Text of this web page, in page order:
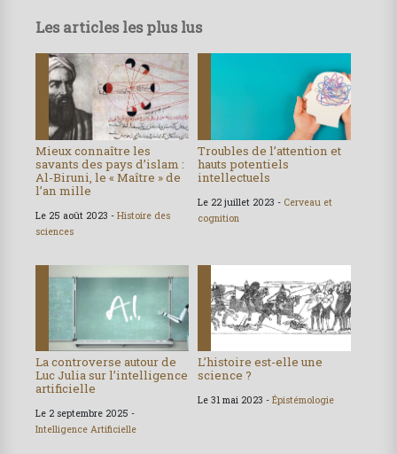
Les articles les plus lus
Mieux connaître les
savants des pays d’islam :
Al-Biruni, le « Maître » de
l’an mille
Le 25 août 2023 - Histoire des
sciences
Troubles de l’attention et
hauts potentiels
intellectuels
Le 22 juillet 2023 - Cerveau et
cognition
La controverse autour de
Luc Julia sur l’intelligence
artificielle
Le 2 septembre 2025 -
Intelligence Artificielle
L’histoire est-elle une
science ?
Le 31 mai 2023 - Épistémologie